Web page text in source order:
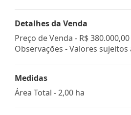
Detalhes da Venda
Preço de Venda - R$ 380.000,00
Observações - Valores sujeitos
Medidas
Área Total - 2,00 ha